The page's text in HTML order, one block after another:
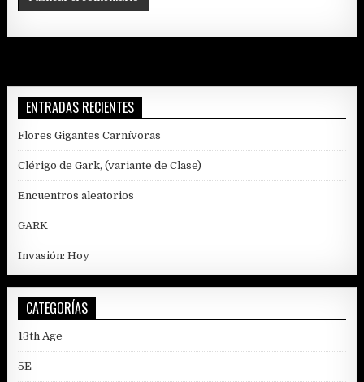
ENTRADAS RECIENTES
Flores Gigantes Carnívoras
Clérigo de Gark, (variante de Clase)
Encuentros aleatorios
GARK
Invasión: Hoy
CATEGORÍAS
13th Age
5E